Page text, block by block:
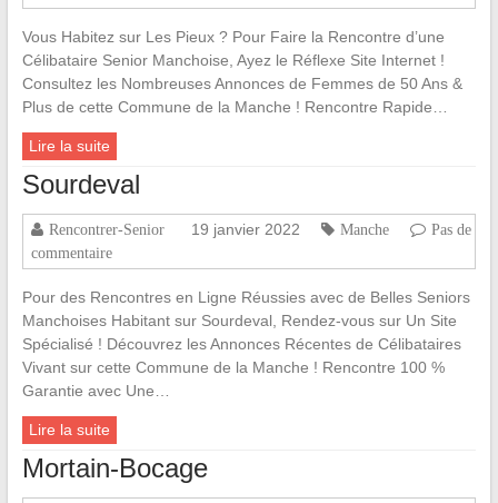
Vous Habitez sur Les Pieux ? Pour Faire la Rencontre d’une
Célibataire Senior Manchoise, Ayez le Réflexe Site Internet !
Consultez les Nombreuses Annonces de Femmes de 50 Ans &
Plus de cette Commune de la Manche ! Rencontre Rapide…
Lire la suite
Sourdeval
Rencontrer-Senior 19 janvier 2022 Manche
Pas de
commentaire
Pour des Rencontres en Ligne Réussies avec de Belles Seniors
Manchoises Habitant sur Sourdeval, Rendez-vous sur Un Site
Spécialisé ! Découvrez les Annonces Récentes de Célibataires
Vivant sur cette Commune de la Manche ! Rencontre 100 %
Garantie avec Une…
Lire la suite
Mortain-Bocage